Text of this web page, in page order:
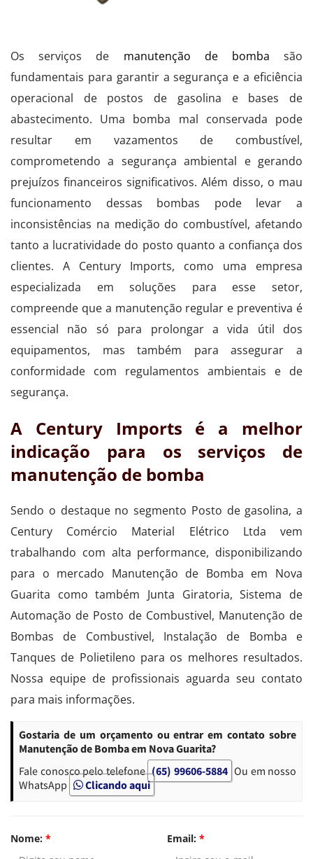
Os serviços de manutenção de bomba são
fundamentais para garantir a segurança e a eficiência
operacional de postos de gasolina e bases de
abastecimento. Uma bomba mal conservada pode
resultar em vazamentos de combustível,
comprometendo a segurança ambiental e gerando
prejuízos financeiros significativos. Além disso, o mau
funcionamento dessas bombas pode levar a
inconsistências na medição do combustível, afetando
tanto a lucratividade do posto quanto a confiança dos
clientes. A Century Imports, como uma empresa
especializada em soluções para esse setor,
compreende que a manutenção regular e preventiva é
essencial não só para prolongar a vida útil dos
equipamentos, mas também para assegurar a
conformidade com regulamentos ambientais e de
segurança.
A Century Imports é a melhor
indicação para os serviços de
manutenção de bomba
Sendo o destaque no segmento Posto de gasolina, a
Century Comércio Material Elétrico Ltda vem
trabalhando com alta performance, disponibilizando
para o mercado Manutenção de Bomba em Nova
Guarita como também Junta Giratoria, Sistema de
Automação de Posto de Combustivel, Manutenção de
Bombas de Combustivel, Instalação de Bomba e
Tanques de Polietileno para os melhores resultados.
Nossa equipe de profissionais aguarda seu contato
para mais informações.
Gostaria de um orçamento ou entrar em contato sobre
Manutenção de Bomba em Nova Guarita?
Fale conosco pelo telefone (65) 99606-5884 Ou em nosso
WhatsApp
Clicando aqui
Nome: * Email: *